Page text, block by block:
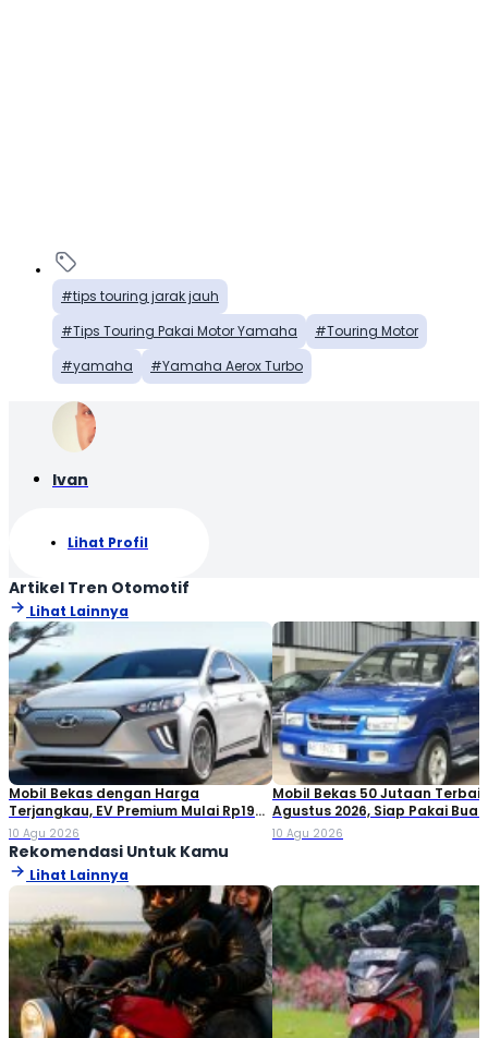
tips touring jarak jauh
Tips Touring Pakai Motor Yamaha
Touring Motor
yamaha
Yamaha Aerox Turbo
Ivan
Lihat Profil
Artikel Tren Otomotif
Lihat Lainnya
Mobil Bekas dengan Harga
Terjangkau, EV Premium Mulai Rp195
Jutaan!
10 Agu 2026
Mobil Bekas 50 Jutaan
Agustus 2026, Siap Pakai Buat
Keluarga!
10 Agu 2026
Rekomendasi Untuk Kamu
Lihat Lainnya